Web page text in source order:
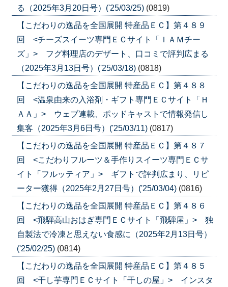
る（2025年3月20日号）('25/03/25) (0819)
【こだわりの逸品を全国展開 特産品ＥＣ】第４８９
回 <チーズスイーツ専門ＥＣサイト「ＩＡＭチー
ズ」> フグ料理店のデザート、口コミで評判広まる
（2025年3月13日号）('25/03/18) (0818)
【こだわりの逸品を全国展開 特産品ＥＣ】第４８８
回 <温泉由来の入浴剤・ギフト専門ＥＣサイト「Ｈ
ＡＡ」> ウェブ連載、ポッドキャストで情報発信し
集客（2025年3月6日号）('25/03/11) (0817)
【こだわりの逸品を全国展開 特産品ＥＣ】第４８７
回 <こだわりフルーツ＆手作りスイーツ専門ＥＣサ
イト「フルッティア」> ギフトで評判広まり、リピ
ーター獲得（2025年2月27日号）('25/03/04) (0816)
【こだわりの逸品を全国展開 特産品ＥＣ】第４８６
回 <飛騨高山おはぎ専門ＥＣサイト「飛騨屋」> 独
自製法で冷凍と思えない食感に（2025年2月13日号）
('25/02/25) (0814)
【こだわりの逸品を全国展開 特産品ＥＣ】第４８５
回 <干し芋専門ＥＣサイト「干しの屋」> インスタ